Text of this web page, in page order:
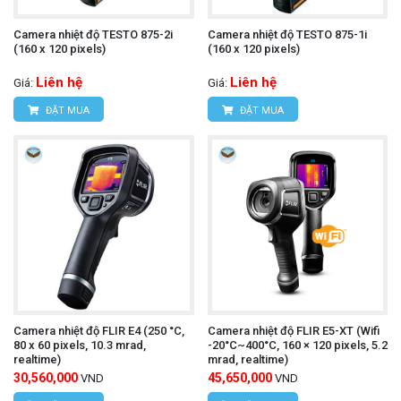
Tiết kiệm pin khi
không sử dụng.
Giá thành hợp lý:
Phù hợp với nhiều đối tượng
sử dụng.
Tìm hiểu thêm: Camera nhiệt độ UNI-T UTi720E
Cách sử dụng:
Bật nguồn máy:
Nhấn nút nguồn để khởi động
máy.
Chọn chế độ đo:
Nhấn nút chức năng để chọn
chế độ đo mong muốn (đo nhiệt độ, ghi hình ảnh,
Camera nhiệt độ TESTO 875-2i
(160 x 120 pixels)
Giá: Liên hệ
ĐẶT MUA
Camera nhiệt độ TESTO 875-1i
(160 x 120 pixels)
Giá: Liên hệ
ĐẶT MUA
Camera nhiệt độ FLIR E4 (250 °C,
80 x 60 pixels, 10.3 mrad,
realtime)
30,560,000 VND
Camera nhiệt độ FLIR E5-XT (Wifi
-20°C~400°C, 160 × 120 pixels, 5.2
mrad, realtime)
45,650,000 VND